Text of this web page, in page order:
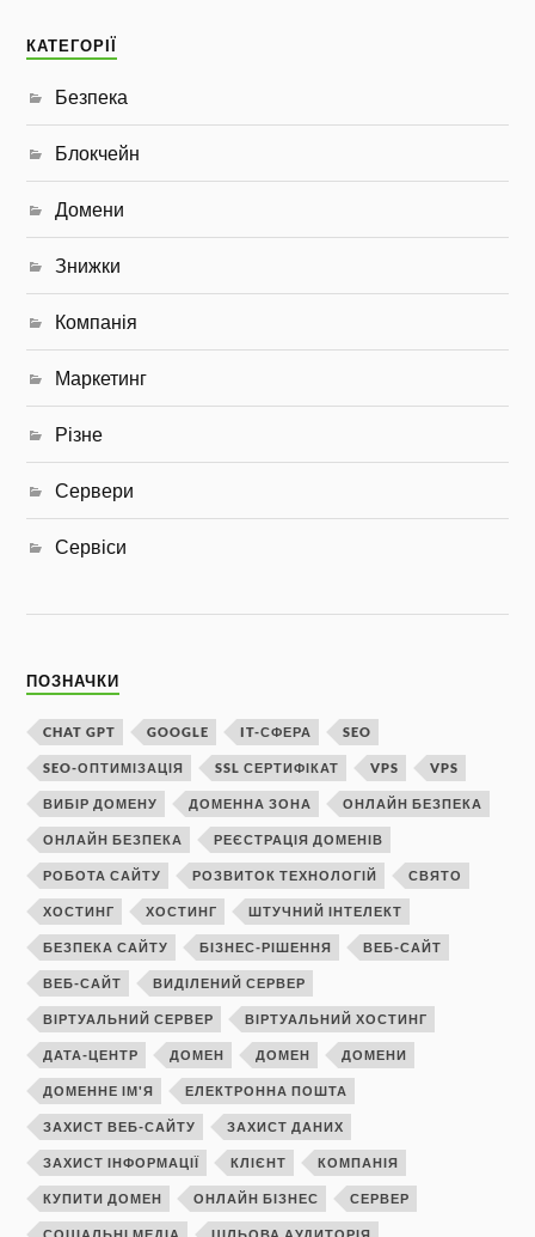
КАТЕГОРІЇ
Безпека
Блокчейн
Домени
Знижки
Компанія
Маркетинг
Різне
Сервери
Сервіси
ПОЗНАЧКИ
CHAT GPT GOOGLE IT-СФЕРА SEO
SEO-ОПТИМІЗАЦІЯ SSL СЕРТИФІКАТ VPS VPS
ВИБІР ДОМЕНУ ДОМЕННА ЗОНА ОНЛАЙН БЕЗПЕКА
ОНЛАЙН БЕЗПЕКА РЕЄСТРАЦІЯ ДОМЕНІВ
РОБОТА САЙТУ РОЗВИТОК ТЕХНОЛОГІЙ СВЯТО
ХОСТИНГ ХОСТИНГ ШТУЧНИЙ ІНТЕЛЕКТ
БЕЗПЕКА САЙТУ БІЗНЕС-РІШЕННЯ ВЕБ-САЙТ
ВЕБ-САЙТ ВИДІЛЕНИЙ СЕРВЕР
ВІРТУАЛЬНИЙ СЕРВЕР ВІРТУАЛЬНИЙ ХОСТИНГ
ДАТА-ЦЕНТР ДОМЕН ДОМЕН ДОМЕНИ
ДОМЕННЕ ІМ'Я ЕЛЕКТРОННА ПОШТА
ЗАХИСТ ВЕБ-САЙТУ ЗАХИСТ ДАНИХ
ЗАХИСТ ІНФОРМАЦІЇ КЛІЄНТ КОМПАНІЯ
КУПИТИ ДОМЕН ОНЛАЙН БІЗНЕС СЕРВЕР